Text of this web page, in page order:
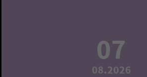
07
08.2026